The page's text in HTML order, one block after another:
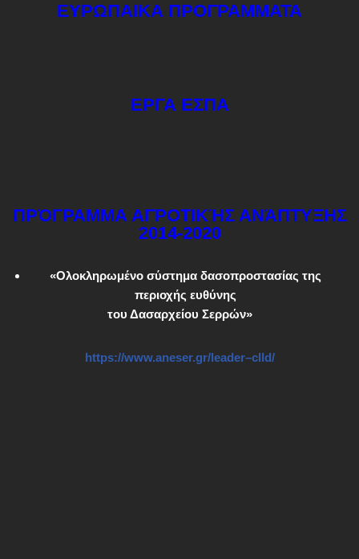
ΕΥΡΩΠΑΙΚΑ ΠΡΟΓΡΑΜΜΑΤΑ
ΕΡΓΑ ΕΣΠΑ
ΠΡΌΓΡΑΜΜΑ ΑΓΡΟΤΙΚΉΣ ΑΝΆΠΤΥΞΗΣ
2014-2020
«Ολοκληρωμένο σύστημα δασοπροστασίας της
περιοχής ευθύνης
του Δασαρχείου Σερρών»
https://www.aneser.gr/leader–clld/